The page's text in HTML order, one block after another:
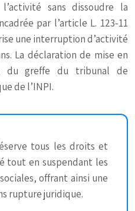
sans dissoudre la
par l’article L. 123-11
une interruption d’activité
La déclaration de mise en
du greffe du tribunal de
de l’INPI.
tous les droits et
tout en suspendant les
offrant ainsi une
rupture juridique.